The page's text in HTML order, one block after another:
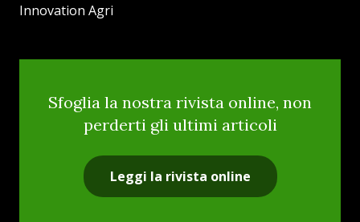
Innovation Agri
Sfoglia la nostra rivista online, non
perderti gli ultimi articoli
Leggi la rivista online